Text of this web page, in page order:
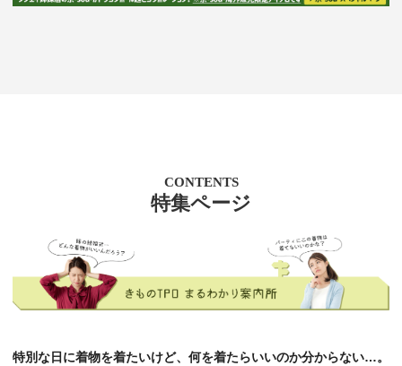
CONTENTS
特集ページ
特別な日に着物を着たいけど、何を着たらいいのか分からない…。